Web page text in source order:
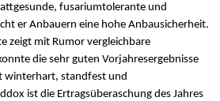
fusariumtolerante und
er Anbauern eine hohe Anbausicherheit.
zeigt mit Rumor vergleichbare
die sehr guten Vorjahresergebnisse
winterhart, standfest und
ist die Ertragsüberaschung des Jahres